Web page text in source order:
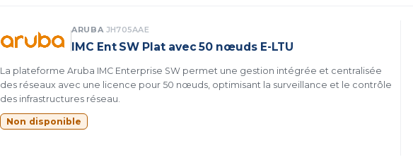
ARUBA JH705AAE
IMC Ent SW Plat avec 50 nœuds E-LTU
La plateforme Aruba IMC Enterprise SW permet une gestion intégrée et centralisée
des réseaux avec une licence pour 50 nœuds, optimisant la surveillance et le contrôle
des infrastructures réseau.
Non disponible